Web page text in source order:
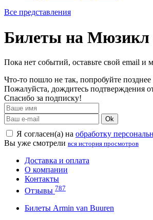
Все представления
Билеты на Мюзикл
Пока нет событий, оставьте свой email
Что-то пошло не так, попробуйте
Пожалуйста, дождитесь подтверждения
Спасибо за подписку!
Ok
Я согласен(а) на обработку
Вы уже смотрели вся история просмотров
Доставка и оплата
О компании
Контакты
Отзывы 787
Билеты Armin van Buuren